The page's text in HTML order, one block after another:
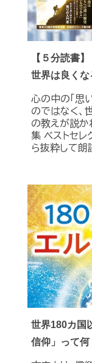
【５分読書
世界は良くな
心の中の「思
のではなく、
の教えが説か
集 ベストセレ
ら抜粋して朗
世界180カ国
信仰」って何